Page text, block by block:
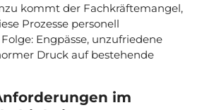
kommt der Fachkräftemangel,
Prozesse personell
Engpässe, unzufriedene
Druck auf bestehende
im